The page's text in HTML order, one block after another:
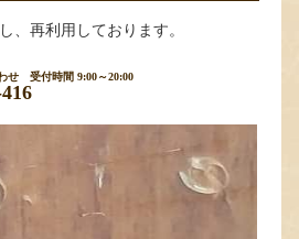
、再利用しております。
せ 受付時間 9:00～20:00